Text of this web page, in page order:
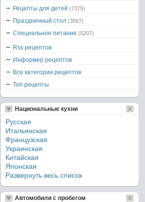
Рецепты для детей (7375)
Праздничный стол (3567)
Специальное питание (5207)
Rss рецептов
Информер рецептов
Все категории рецептов
Топ рецепты
Национальные кухни
Русская
Итальянская
Французская
Украинская
Китайская
Японская
Развернуть весь список
Автомобили с пробегом